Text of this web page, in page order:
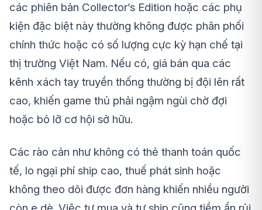
các phiên bản Collector’s Edition hoặc các phụ
kiện đặc biệt này thường không được phân phối
chính thức hoặc có số lượng cực kỳ hạn chế tại
thị trường Việt Nam. Nếu có, giá bán qua các
kênh xách tay truyền thống thường bị đội lên rất
cao, khiến game thủ phải ngậm ngùi chờ đợi
hoặc bỏ lỡ cơ hội sở hữu.
Các rào cản như không có thẻ thanh toán quốc
tế, lo ngại phí ship cao, thuế phát sinh hoặc
không theo dõi được đơn hàng khiến nhiều người